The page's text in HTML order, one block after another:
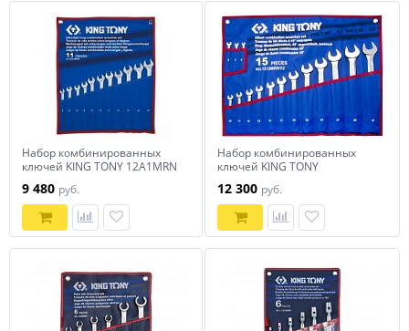
Набор комбинированных
ключей KING TONY 12A1MRN
9 480 руб.
Набор комбинированных
ключей KING TONY
12 300 руб.